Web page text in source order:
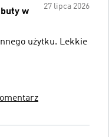
27 lipca 2026
w
użytku. Lekkie